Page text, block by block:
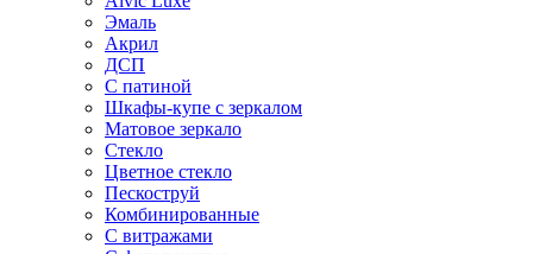
Эмаль
Акрил
ДСП
С патиной
Шкафы-купе с зеркалом
Матовое зеркало
Стекло
Цветное стекло
Пескоструй
Комбинированные
С витражами